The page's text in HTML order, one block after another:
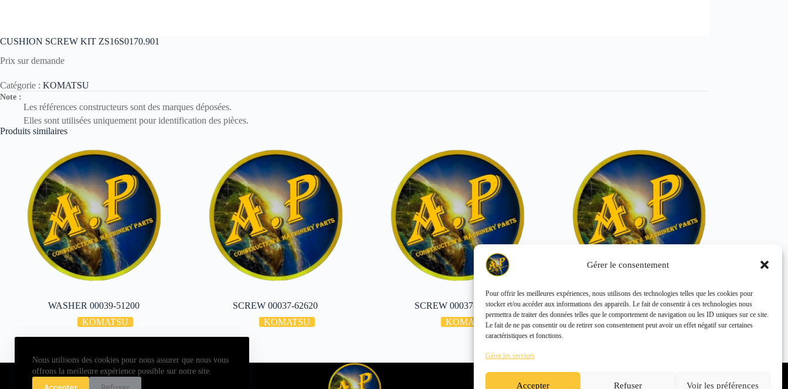
Gérer le consentement
Pour offrir les meilleures expériences, nous utilisons des technologies telles que les cookies pour
stocker et/ou accéder aux informations des appareils. Le fait de consentir à ces technologies nous
permettra de traiter des données telles que le comportement de navigation ou les ID uniques sur ce site.
Le fait de ne pas consentir ou de retirer son consentement peut avoir un effet négatif sur certaines
caractéristiques et fonctions.
Gérer les services
Accepter Refuser Voir les préférences
Nous utilisons des cookies pour nous assurer que nous vous
offrons la meilleure expérience possible sur notre site.
Accepter Refuser
CUSHION SCREW KIT ZS16S0170.901
Prix sur demande
Catégorie : KOMATSU
Note :
Les références constructeurs sont des marques déposées.
Elles sont utilisées uniquement pour identification des pièces.
Produits similaires
WASHER 00039-51200
KOMATSU
SCREW 00037-62620
KOMATSU
SCREW 00037-62610
KOMATSU
WASHER 00039-51500
KOMATSU
Copyright © 2026 - ALL PARTS FRANCE SAS
Politique de cookies (UE)